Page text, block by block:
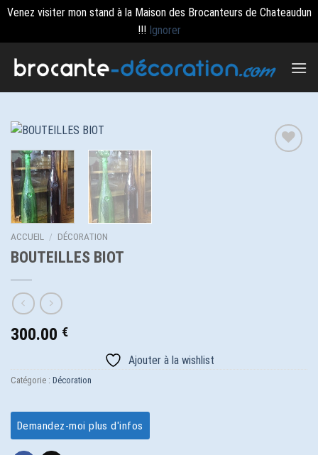
Venez visiter mon stand à la Maison des Brocanteurs de Chateaudun
!!! Ignorer
ACCUEIL / DÉCORATION
BOUTEILLES BIOT
300.00 €
Ajouter à la wishlist
Catégorie : Décoration
Demandez-moi plus d'infos